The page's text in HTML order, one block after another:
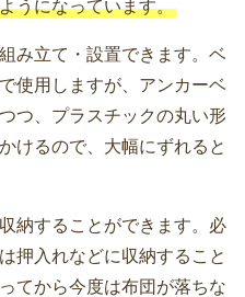
うになっています。
み立て・設置できます。ベ
使用しますが、アンカーベ
つ、プラスチックの丸い形
けるので、大幅にずれると
納することができます。必
押入れなどに収納すること
てから今度は布団が落ちな